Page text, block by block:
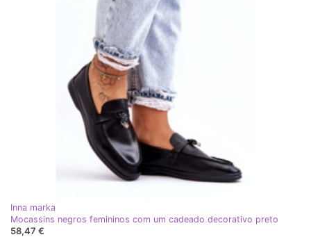
Inna marka
Mocassins negros femininos com um cadeado decorativo preto
58,47 €